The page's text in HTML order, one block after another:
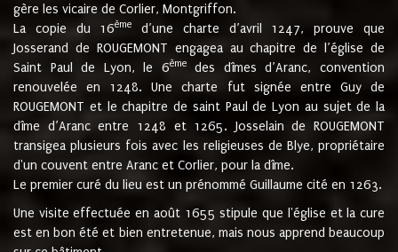
gère les vicaire de Corlier, Montgriffon.
La copie du 16ème
d’une charte d’avril 1247, prouve que
Josserand de ROUGEMONT engagea au chapitre de l’église de
Saint Paul de Lyon, le 6èmedes dîmes d’Aranc, convention
renouvelée en 1248. Une charte fut signée entre Guy de
ROUGEMONT et le chapitre de saint Paul de Lyon au sujet de la
dîme d’Aranc entre 1248 et 1265. Josselain de ROUGEMONT
transigea plusieurs fois avec les religieuses de Blye, propriétaire
d'un couvent entre Aranc et Corlier, pour la dîme.
Le premier curé du lieu est un prénommé Guillaume cité en 1263.
Une visite effectuée en août 1655 stipule que l'église et la cure
est en bon été et bien entretenue, mais nous apprend beaucoup